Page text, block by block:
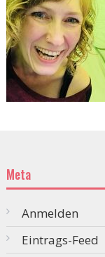
Meta
Anmelden
Eintrags-Feed